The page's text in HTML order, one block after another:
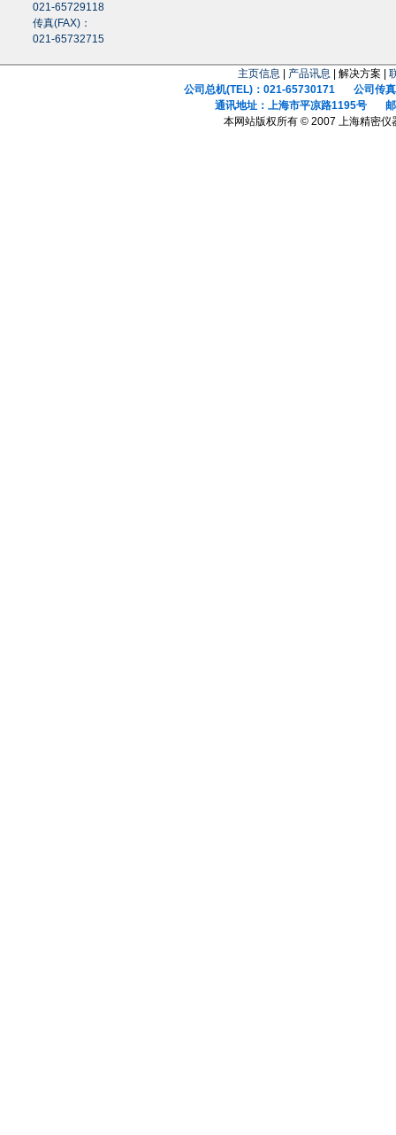
021-65729118
传真(FAX)：
021-65732715
主页信息 产品讯息 | 解决方案 |
公司总机(TEL)：021-65730171 公司传真
通讯地址：上海市平凉路1195号 邮
本网站版权所有 © 2007 上海精密仪